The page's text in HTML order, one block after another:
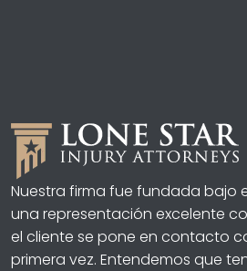
Nuestra firma fue fundada bajo
una representación excelente
el cliente se pone en contacto
primera vez. Entendemos que